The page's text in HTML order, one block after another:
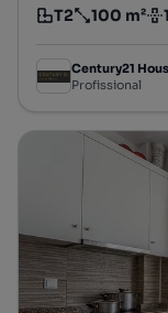
Tipologia
T2
Preço por metro
100 m²
Andar
Century21
Profissional